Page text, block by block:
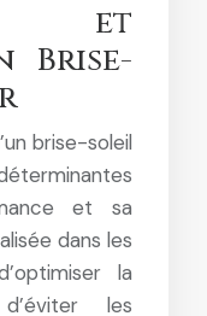
et
Brise-
brise-soleil
et sa
dans les
la
les